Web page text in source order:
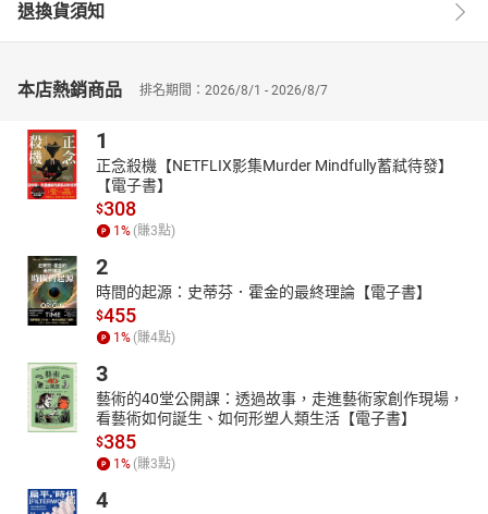
退換貨須知
本店熱銷商品 排名期間：2026/8/1 - 2026/8/7
1
正念殺機【NETFLIX影集Murder Mindfully蓄弒待發】
【電子書】
$308
1% (賺3點)
2
時間的起源：史蒂芬．霍金的最終理論【電子書】
$455
1% (賺4點)
3
藝術的40堂公開課：透過故事，走進藝術家創作現場，
看藝術如何誕生、如何形塑人類生活【電子書】
$385
1% (賺3點)
4